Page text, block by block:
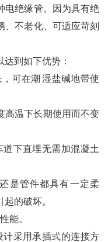
电绝缘管。因为具有绝
、不老化、可适应苛刻
到如下优势：
可在潮 湿盐碱地带使
高温下长期使用而不变
下直埋无需加混凝土
是管件都具有一定柔
的破坏。
能。
采用承插式的连接方